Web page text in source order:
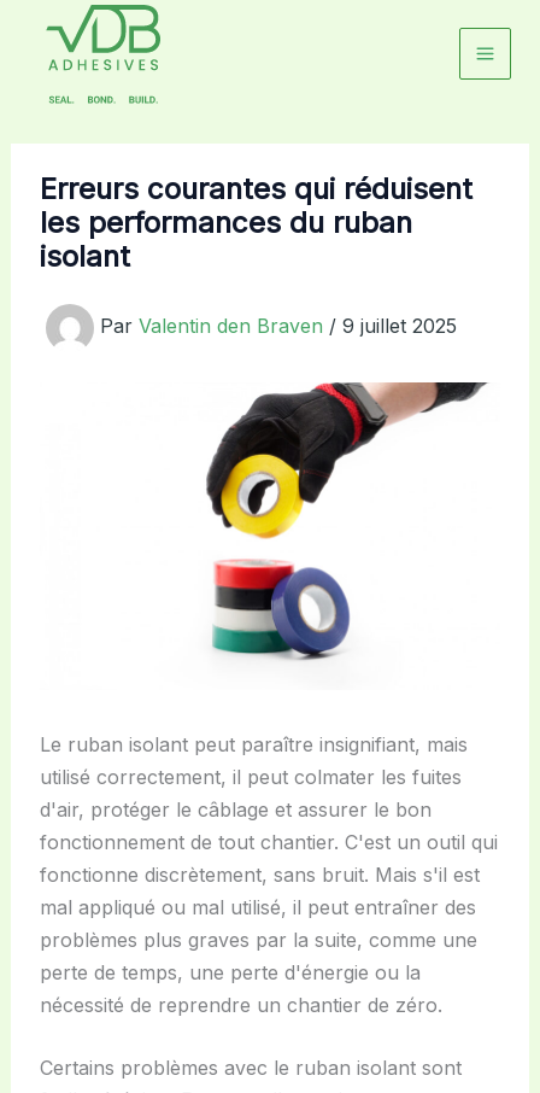
Erreurs courantes qui réduisent
les performances du ruban
isolant
Par Valentin den Braven / 9 juillet 2025
Le ruban isolant peut paraître insignifiant, mais
utilisé correctement, il peut colmater les fuites
d'air, protéger le câblage et assurer le bon
fonctionnement de tout chantier. C'est un outil qui
fonctionne discrètement, sans bruit. Mais s'il est
mal appliqué ou mal utilisé, il peut entraîner des
problèmes plus graves par la suite, comme une
perte de temps, une perte d'énergie ou la
nécessité de reprendre un chantier de zéro.
Certains problèmes avec le ruban isolant sont